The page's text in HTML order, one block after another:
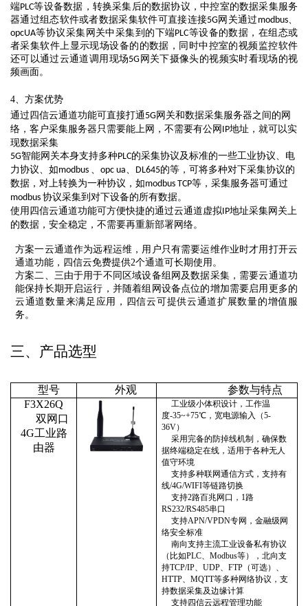
端PLC等设备数据，转换采集后的数据协议，中控室的数据采集服务
器通过组态软件或者数据采集软件可直接连接5G网关通过 modbus、
opcUA等协议采集网关中采集到的下端PLC等设备的数据，在组态或
者采集软件上显示现场设备的的数据，同时中控室的视频监控软件
还可以通过云通道调用现场5G 网关下摄像头的视频实时看现场的视
频画面。
4、 方案优势
通过四信云通道功能可直接打通 5G网关和数据采集服务器之间的网
络，客户采集服务器只需要能上网，不需要有公网 IP地址，就可以实
现数据采集
5G智能网关本身支持多种PLC的采集协议及标准的一些工业协议、电
力协议、如modbus opc ua DL645的等，可将多种对下采集协议的
数据，对上转换为一种协议，如modbus TCP等，采集服务器可通过
modbus 协议采集到对下设备的所有数据。
使用四信云通道功能可方便快捷的通过云通道虚拟 IP地址采集网关上
的数据，安全稳定，不需要再重新部署网络。
方案一云通道作为远程运维，用户只有需要运维作业时才用打开云
通道功能，四信云免费提供2个通道可长期使用。
方案二、三由于用于不同区域设备组网及数据采集，需要云通道功
能保持长期开启运行，并随着组网设备点位的增加需要启用更多的
云通道数量来满足应用，四信云可提供云通道扩展数量的增值服
务。
三、 产品选型
型号 外观
参数与特点
F3X26Q
双 网口
4G工业路
由器
工业级小体积设计，工作温
度-35~+75℃，宽电源输入（5-
36V）
采用完备的防掉线机制，确保数
据终端稳定在线 ，适用于各种无人
值守环境
支持多种联网通信方式 ，支持有
线/4G/WIFI等链路切换
支持2路百兆网口，1路
RS232/RS485串口
支持APN/VPDN专网，金融级网
络安全标准
南向支持主流工业设备私有协议
（比如PLC、Modbus等），北向支
持TCP/IP、UDP、FTP（可选）、
HTTP、MQTT等多种网络协议 ，支
持数据采集及边缘计算
支持四信云远程管理功能